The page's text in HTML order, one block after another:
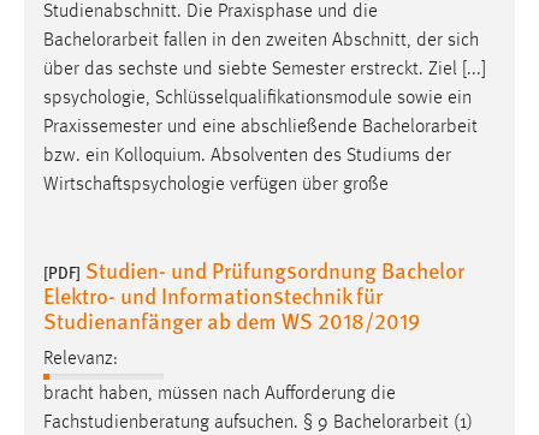
Studienabschnitt. Die Praxisphase und die
Bachelorarbeit fallen in den zweiten Abschnitt, der sich
über das sechste und siebte Semester erstreckt. Ziel [...]
spsychologie, Schlüsselqualifikationsmodule sowie ein
Praxissemester und eine abschließende Bachelorarbeit
bzw. ein Kolloquium. Absolventen des Studiums der
Wirtschaftspsychologie verfügen über große
[PDF] Studien- und Prüfungsordnung Bachelor
Elektro- und Informationstechnik für
Studienanfänger ab dem WS 2018/2019
Relevanz:
bracht haben, müssen nach Aufforderung die
Fachstudienberatung aufsuchen. § 9 Bachelorarbeit (1)
Zweck:
Für performante Seitenauslieferung wird in diesem Cookie
gespeichert, ob man eingeloggt ist.
Sprachpräferenz
site-language-preference
Zweck:
Das Cookie speichert die gewählte Sprache der Website.
Cookie Laufzeit: